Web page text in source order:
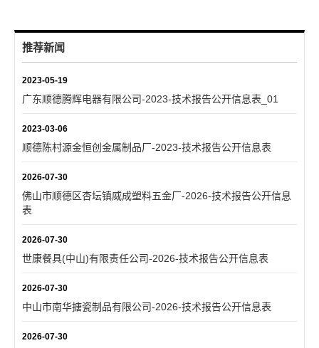
推荐新闻
2023-05-19
广东顺德腾辉电器有限公司-2023-技术报告公开信息表_01
2023-03-06
顺德陈村源金恒创金属制品厂-2023-技术报告公开信息表
2026-07-30
佛山市顺德区杏坛镇威成塑料五金厂-2026-技术报告公开信息
表
2026-07-30
世康餐具(中山)有限责任公司-2026-技术报告公开信息表
2026-07-30
中山市南华搪瓷制品有限公司-2026-技术报告公开信息表
2026-07-30